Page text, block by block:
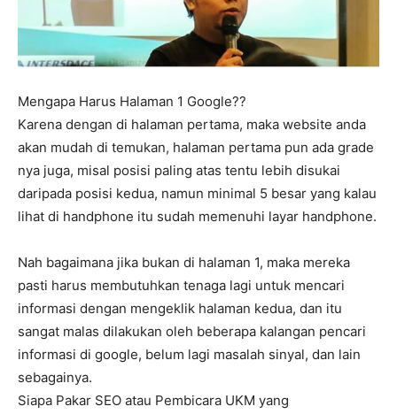
Mengapa Harus Halaman 1 Google??
Karena dengan di halaman pertama, maka website anda
akan mudah di temukan, halaman pertama pun ada grade
nya juga, misal posisi paling atas tentu lebih disukai
daripada posisi kedua, namun minimal 5 besar yang kalau
lihat di handphone itu sudah memenuhi layar handphone.
Nah bagaimana jika bukan di halaman 1, maka mereka
pasti harus membutuhkan tenaga lagi untuk mencari
informasi dengan mengeklik halaman kedua, dan itu
sangat malas dilakukan oleh beberapa kalangan pencari
informasi di google, belum lagi masalah sinyal, dan lain
sebagainya.
Siapa Pakar SEO atau Pembicara UKM yang